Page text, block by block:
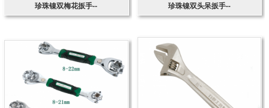
珍珠镍双梅花扳手-- 珍珠镍双头呆扳手--